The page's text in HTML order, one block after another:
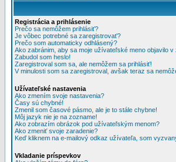
Registrácia a prihlásenie
Prečo sa nemôžem prihlásiť?
Je vôbec potrebné sa zaregistrovať?
Prečo som automaticky odhlásený?
Ako zabránim, aby sa moje užívateľské meno objavilo
Zabudol som heslo!
Zaregistroval som sa, ale nemôžem sa prihlásiť!
V minulosti som sa zaregistroval, avšak teraz sa
Užívateľské nastavenia
Ako zmením svoje nastavenia?
Časy sú chybné!
Zmenil som časové pásmo, ale je to stále chybne!
Môj jazyk nie je na zozname!
Ako zobrazím obrázok pod užívateľským menom?
Ako zmeniť svoje zaradenie?
Keď kliknem na e-mailový odkaz užívateľa, som
Vkladanie príspevkov